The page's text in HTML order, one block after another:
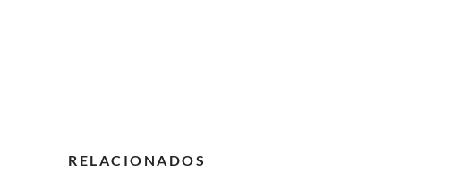
RELACIONADOS